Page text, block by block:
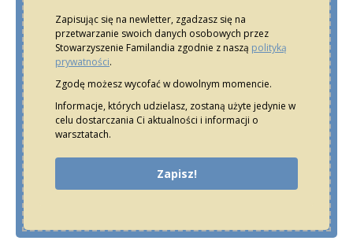
Zapisując się na newletter, zgadzasz się na
przetwarzanie swoich danych osobowych przez
Stowarzyszenie Familandia zgodnie z naszą polityką
prywatności.
Zgodę możesz wycofać w dowolnym momencie.
Informacje, których udzielasz, zostaną użyte jedynie w
celu dostarczania Ci aktualności i informacji o
warsztatach.
Zapisz!